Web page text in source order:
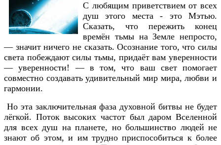
С любящим приветствием от всех
душ этого места - это Мэтью.
Сказать, что пережить конец
времён тьмы на Земле непросто,
— значит ничего не сказать. Осознание того, что силы
света побеждают силы тьмы, придаёт вам уверенности
— уверенности! — в том, что ваш свет помогает
совместно создавать удивительный мир мира, любви и
гармонии.
Но эта заключительная фаза духовной битвы не будет
лёгкой. Поток высоких частот был даром Вселенной
для всех душ на планете, но большинство людей не
знают об этом, и им трудно приспособиться к более